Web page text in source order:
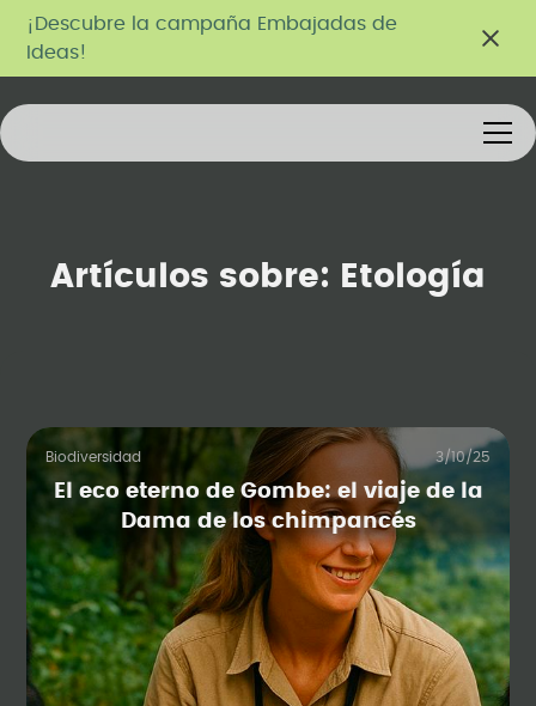
¡Descubre la campaña Embajadas de
Ideas!
Artículos sobre: Etología
Biodiversidad 3/10/25
El eco eterno de Gombe: el viaje de la
Dama de los chimpancés